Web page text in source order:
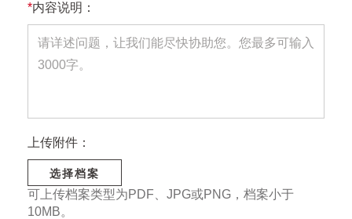
*内容说明：
上传附件：
选择档案
可上传档案类型为PDF、JPG或PNG，档案小于
10MB。